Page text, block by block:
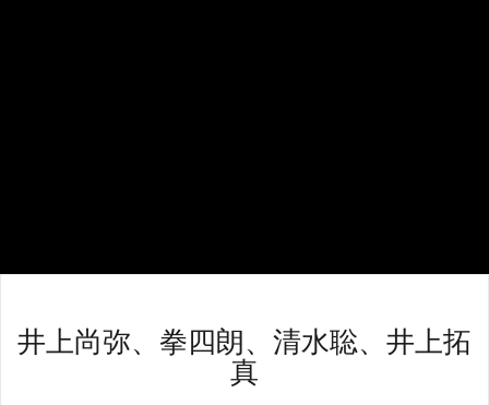
井上尚弥、拳四朗、清水聡、井上拓
真